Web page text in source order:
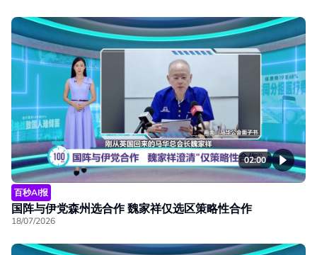
02:00
百秒AI报
国阵与伊党森州选合作 魏家祥仅选区策略性合作
18/07/2026